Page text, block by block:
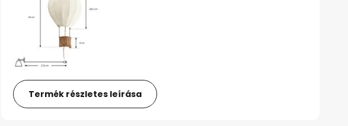
Termék részletes leírása